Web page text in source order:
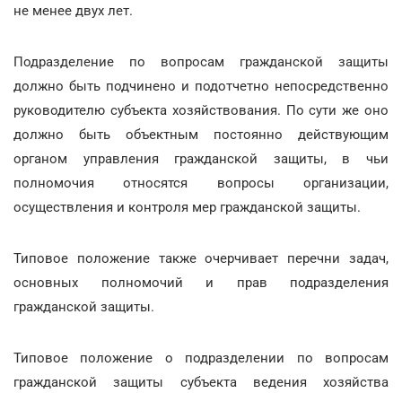
не менее двух лет.
Подразделение по вопросам гражданской защиты
должно быть подчинено и подотчетно непосредственно
руководителю субъекта хозяйствования. По сути же оно
должно быть объектным постоянно действующим
органом управления гражданской защиты, в чьи
полномочия относятся вопросы организации,
осуществления и контроля мер гражданской защиты.
Типовое положение также очерчивает перечни задач,
основных полномочий и прав подразделения
гражданской защиты.
Типовое положение о подразделении по вопросам
гражданской защиты субъекта ведения хозяйства